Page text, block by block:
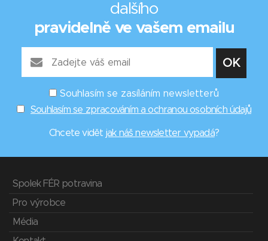
dalšího
pravidelně ve vašem emailu
Souhlasím se zasíláním newsletterů
Souhlasím se zpracováním a ochranou osobních údajů
Chcete vidět jak náš newsletter vypadá?
Spolek FÉR potravina
Pro výrobce
Média